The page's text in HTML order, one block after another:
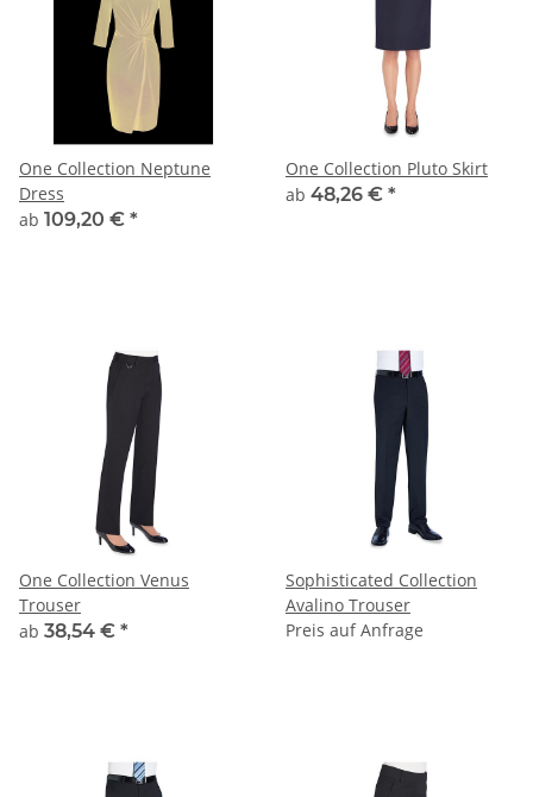
One Collection Neptune
Dress
ab 109,20 € *
One Collection Pluto Skirt
ab 48,26 € *
One Collection Venus
Trouser
ab 38,54 € *
Sophisticated Collection
Avalino Trouser
Preis auf Anfrage